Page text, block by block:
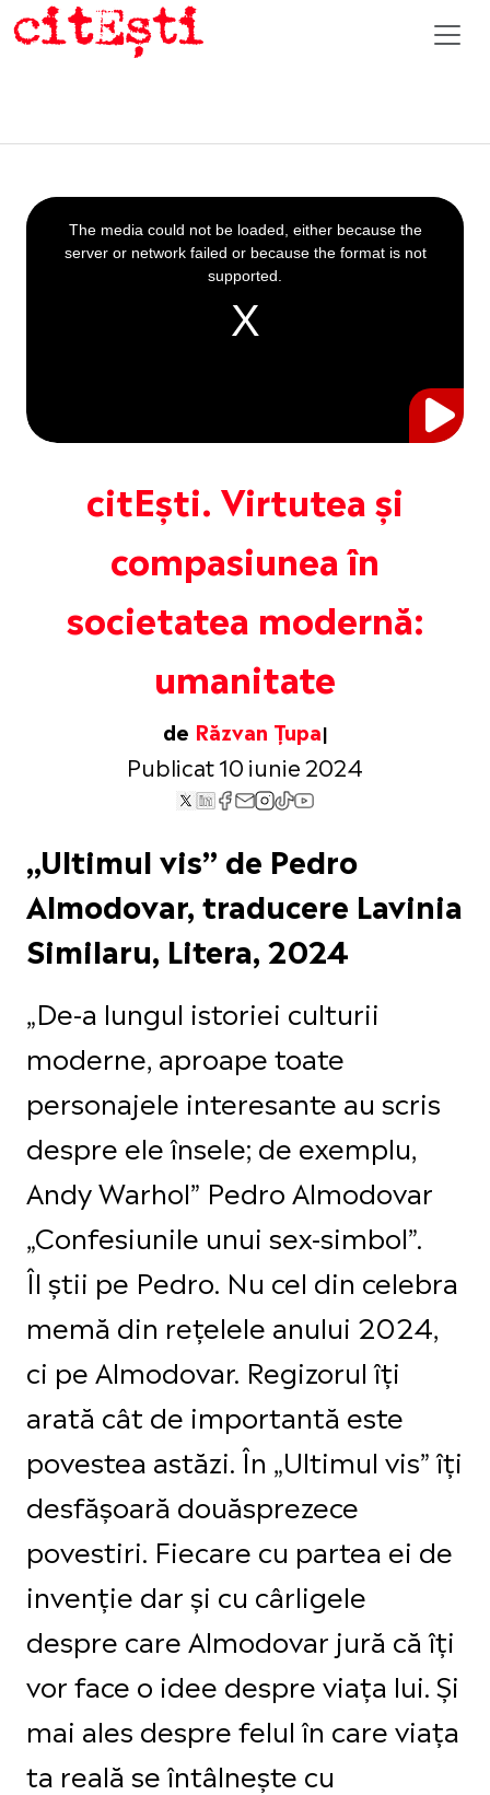
citEști. Virtutea și
compasiunea în
societatea modernă:
umanitate
de Răzvan Țupa
Publicat 10 iunie 2024
This
is
a
The media could not be loaded, either because the
server or network failed or because the format is not
supported.
„Ultimul vis” de Pedro
Almodovar, traducere Lavinia
Similaru, Litera, 2024
„De-a lungul istoriei culturii
moderne, aproape toate
personajele interesante au scris
despre ele însele; de exemplu,
Andy Warhol” Pedro Almodovar
„Confesiunile unui sex-simbol”.
Îl știi pe Pedro. Nu cel din celebra
memă din rețelele anului 2024,
ci pe Almodovar. Regizorul îți
arată cât de importantă este
povestea astăzi. În „Ultimul vis” îți
desfășoară douăsprezece
povestiri. Fiecare cu partea ei de
invenție dar și cu cârligele
despre care Almodovar jură că îți
vor face o idee despre viața lui. Și
mai ales despre felul în care viața
ta reală se întâlnește cu